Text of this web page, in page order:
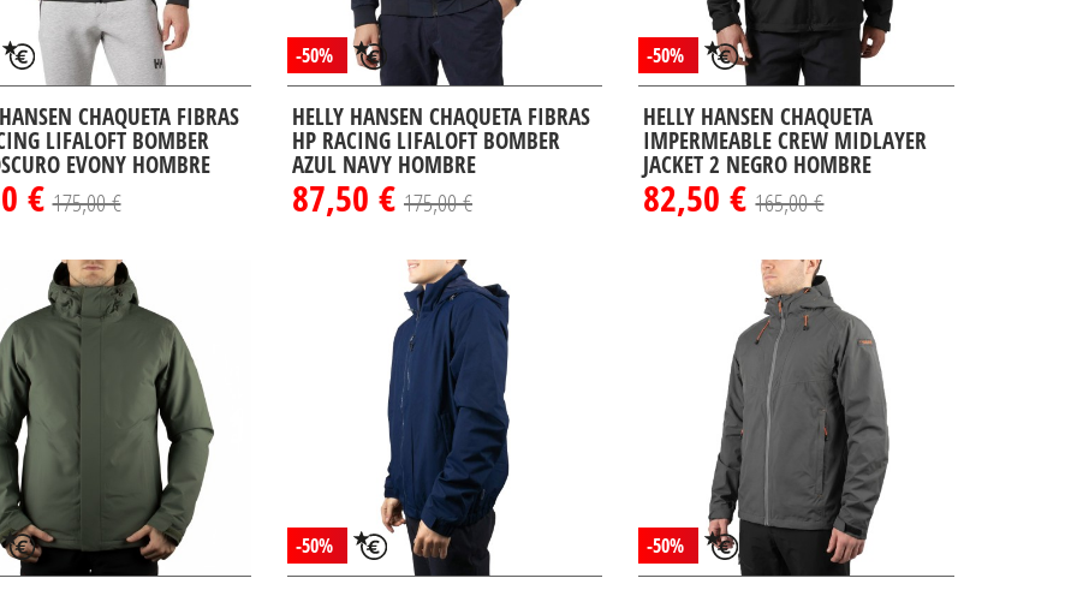
CHAQUETA FIBRAS
LIFALOFT BOMBER
EVONY HOMBRE
€175,00 €
-50%
HELLY HANSEN CHAQUETA FIBRAS
HP RACING LIFALOFT BOMBER
AZUL NAVY HOMBRE
87,50 € 175,00 €
-50%
HELLY HANSEN CHAQUETA
IMPERMEABLE CREW MIDLAYER
JACKET 2 NEGRO HOMBRE
82,50 €165,00 €
-50% -50%